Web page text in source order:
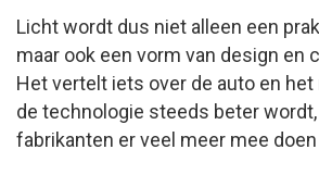
Licht wordt dus niet alleen een
maar ook een vorm van design en
Het vertelt iets over de auto en het
de technologie steeds beter
fabrikanten er veel meer mee doen